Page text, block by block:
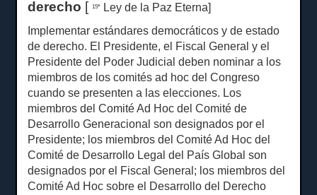
derecho [15ª
Ley de la Paz Eterna]
Implementar estándares democráticos y de estado
de derecho. El Presidente, el Fiscal General y el
Presidente del Poder Judicial deben nominar a los
miembros de los comités ad hoc del Congreso
cuando se presenten a las elecciones. Los
miembros del Comité Ad Hoc del Comité de
Desarrollo Generacional son designados por el
Presidente; los miembros del Comité Ad Hoc del
Comité de Desarrollo Legal del País Global son
designados por el Fiscal General; los miembros del
Comité Ad Hoc sobre el Desarrollo del Derecho